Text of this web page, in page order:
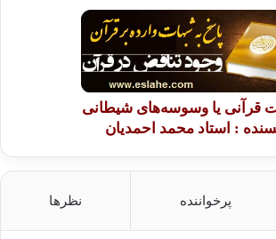
قرآنی یا وسوسه‌های شیطانی
: استاد محمد احمدیان
پرخواننده نظرها